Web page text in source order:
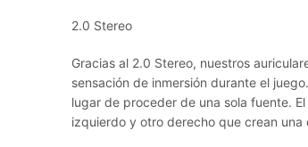
2.0 Stereo
Gracias al 2.0 Stereo, nuestros
sensación de inmersión durante el
lugar de proceder de una sola fuente.
izquierdo y otro derecho que crean